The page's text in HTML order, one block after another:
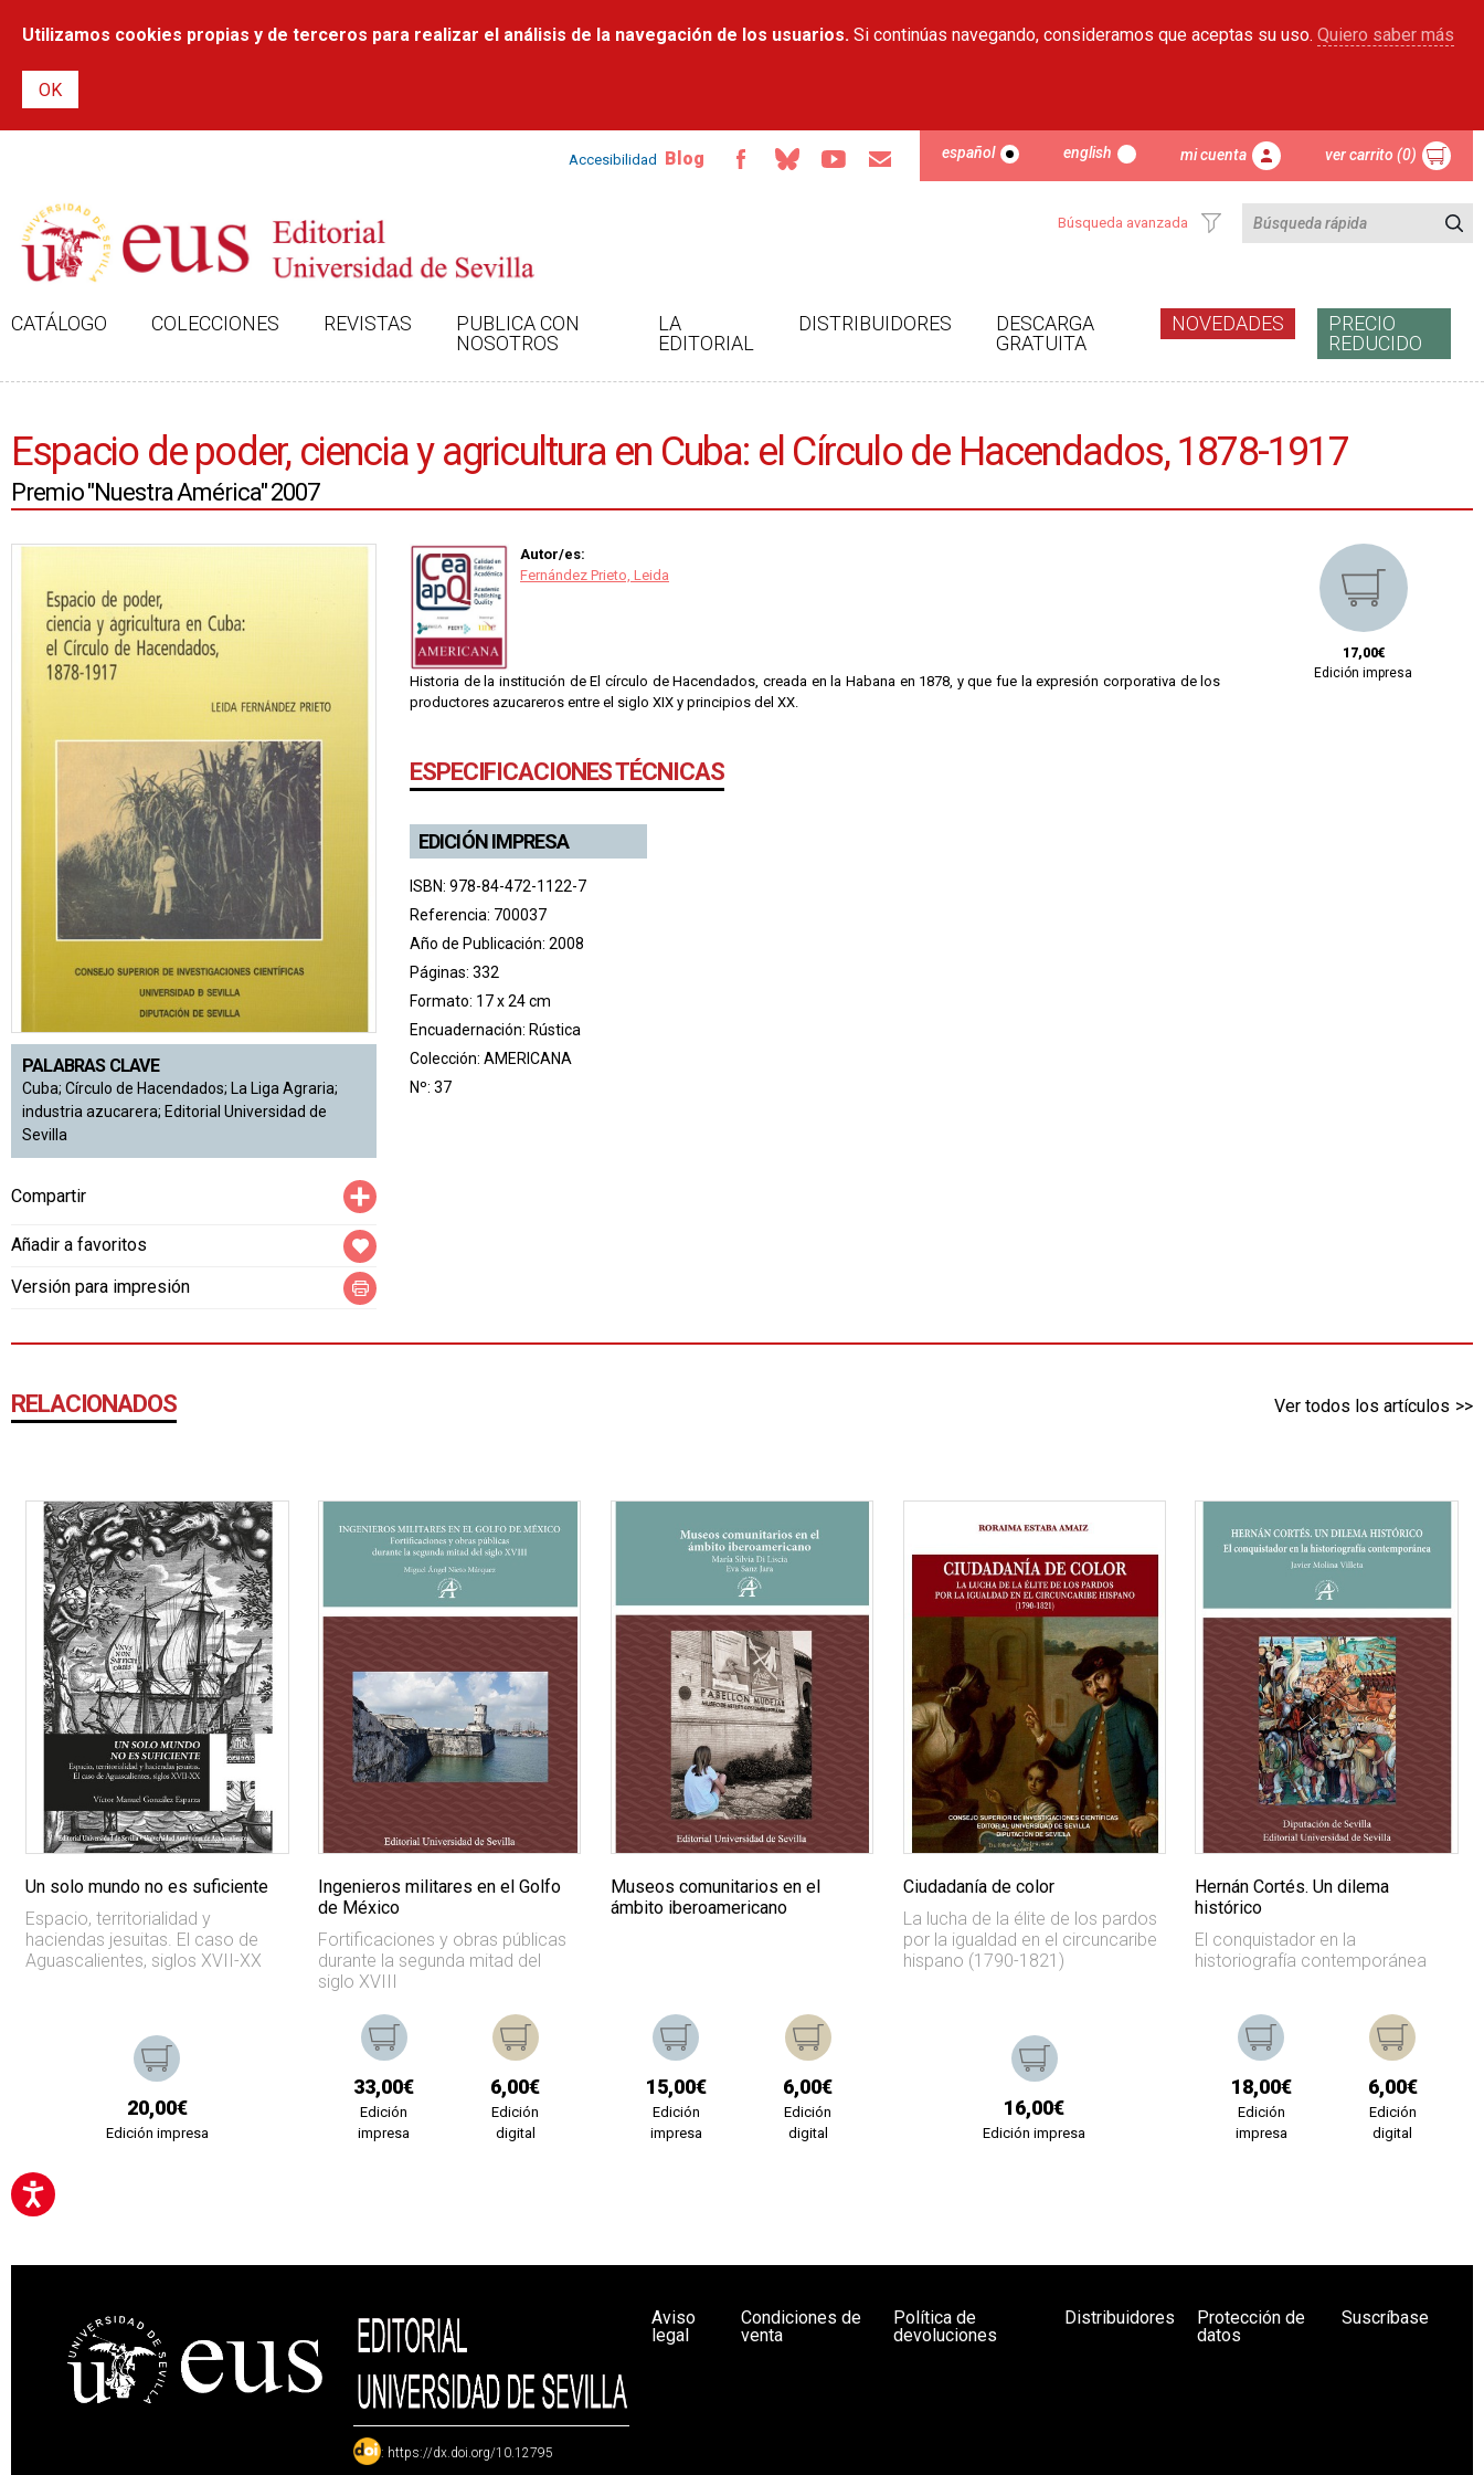
contenido
Utilizamos cookies propias y de terceros para realizar el análisis de la navegación de los usuarios. Si continúas navegando, consideramos que aceptas su uso. Quiero saber más
Accesibilidad Blog español english mi cuenta ver carrito (0)
Búsqueda avanzada
CATÁLOGO COLECCIONES REVISTAS
PUBLICA CON
NOSOTROS
LA
EDITORIAL
DISTRIBUIDORES
DESCARGA
GRATUITA
NOVEDADES
PRECIO
REDUCIDO
Espacio de poder, ciencia y agricultura en Cuba: el Círculo de Hacendados, 1878-1917
Premio "Nuestra América" 2007
PALABRAS CLAVE
Cuba; Círculo de Hacendados; La Liga Agraria;
industria azucarera; Editorial Universidad de
Sevilla
Compartir
Añadir a favoritos
Versión para impresión
Autor/es:
Fernández Prieto, Leida
Historia de la institución de El círculo de Hacendados, creada en la Habana en 1878, y que fue la expresión corporativa de los
productores azucareros entre el siglo XIX y principios del XX.
ESPECIFICACIONES TÉCNICAS
EDICIÓN IMPRESA
ISBN: 978-84-472-1122-7
Referencia: 700037
Año de Publicación: 2008
Páginas: 332
Formato: 17 x 24 cm
Encuadernación: Rústica
Colección: AMERICANA
Nº: 37
17,00€
Edición impresa
RELACIONADOS Ver todos los artículos
Un solo mundo no es suficiente
Espacio, territorialidad y
haciendas jesuitas. El caso de
Aguascalientes, siglos XVII-XX
20,00€
Edición impresa
Ingenieros militares en el Golfo
de México
Fortificaciones y obras públicas
durante la segunda mitad del
siglo XVIII
33,00€
Edición
impresa
6,00€
Edición
digital
Museos comunitarios en el
ámbito iberoamericano
15,00€
Edición
impresa
6,00€
Edición
digital
Ciudadanía de color
La lucha de la élite de los pardos
por la igualdad en el circuncaribe
hispano (1790-1821)
16,00€
Edición impresa
Hernán Cortés. Un dilema
histórico
El conquistador en la
historiografía contemporánea
18,00€
Edición
impresa
6,00€
Edición
digital
: https://dx.doi.org/10.12795
Aviso
legal
Condiciones de
venta
Política de
devoluciones
Distribuidores
Protección de
datos
Suscríbase